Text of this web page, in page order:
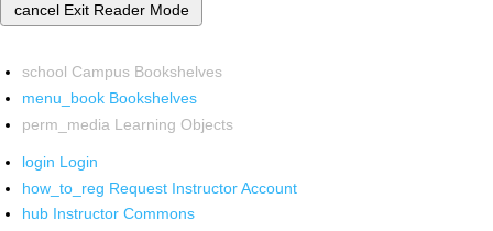
cancel Exit Reader Mode
school Campus Bookshelves
menu_book Bookshelves
perm_media Learning Objects
login Login
how_to_reg Request Instructor Account
hub Instructor Commons